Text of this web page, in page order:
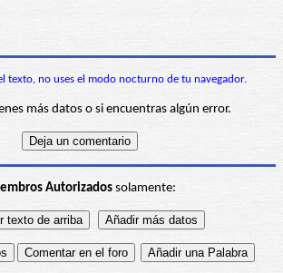
texto, no uses el modo nocturno de tu navegador.
más datos o si encuentras algún error.
Autorizadossolamente: